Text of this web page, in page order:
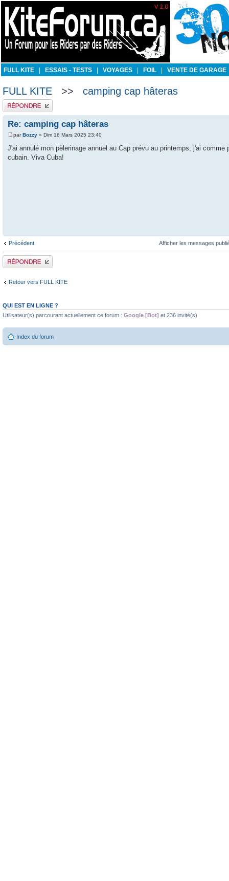
FULL KITE ESSAIS - TESTS VOYAGES FOIL VENTE DE GARAGE
FULL KITE >> camping cap hâteras
Publier une réponse
Re: camping cap hâteras
parBozzy » Dim 16 Mars 2025 23:40
J'ai annulé mon pèlerinage annuel au Cap prévu au printemps, j'ai
cubain. Viva Cuba!
Précédent Afficher les messages
Publier une réponse
Retour vers FULL KITE
QUI EST EN LIGNE ?
Utilisateur(s) parcourant actuellement ce forum : Google [Bot] et 236 invité(s)
Index du forum